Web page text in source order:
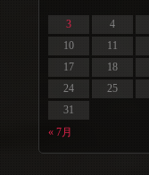
« 7月
3
4
10
11
17
18
24
25
31